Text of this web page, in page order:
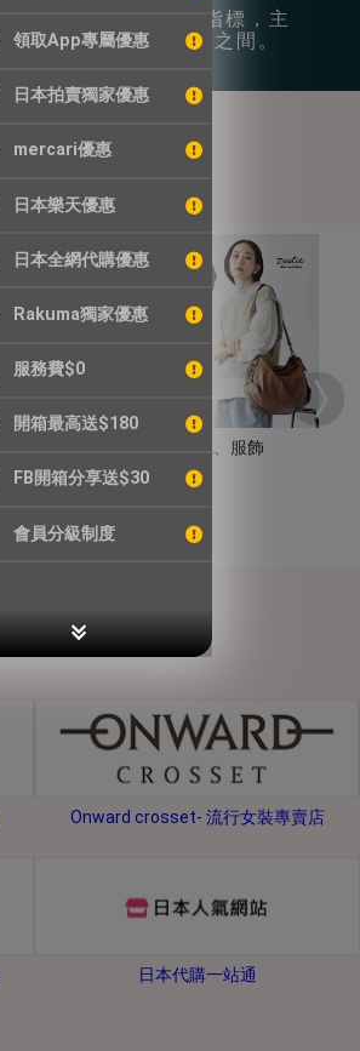
領取App專屬優惠
日本拍賣獨家優惠
mercari優惠
日本樂天優惠
日本全網代購優惠
Rakuma獨家優惠
服務費$0
開箱最高送$180
FB開箱分享送$30
會員分級制度
年輕女性的流行指標，主
打可愛和成熟風之間。
包包、服飾
Onward crosset- 流行女裝專賣店
日本代購一站通